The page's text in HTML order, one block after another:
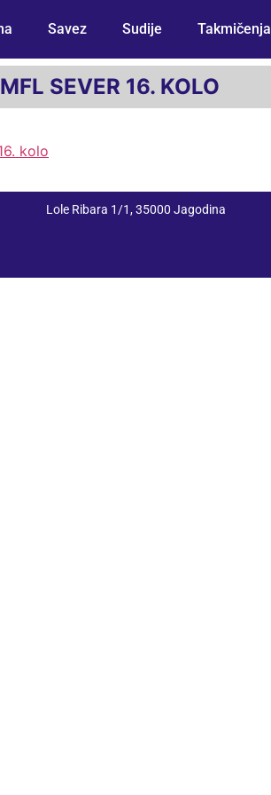
Savez Sudije Takmičenja
SEVER 16. KOLO
kolo
Lole Ribara 1/1, 35000 Jagodina